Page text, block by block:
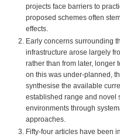
projects face barriers to
proposed schemes often
effects.
Early concerns surrounding
infrastructure arose largely
rather than from later, longer
on this was under-planned,
synthesise the available
established range and novel
environments through
approaches.
Fifty-four articles have been